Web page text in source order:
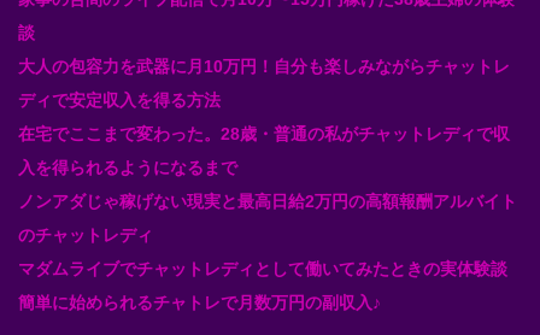
談
大人の包容力を武器に月10万円！自分も楽しみながらチャットレ
ディで安定収入を得る方法
在宅でここまで変わった。28歳・普通の私がチャットレディで収
入を得られるようになるまで
ノンアダじゃ稼げない現実と最高日給2万円の高額報酬アルバイト
のチャットレディ
マダムライブでチャットレディとして働いてみたときの実体験談
簡単に始められるチャトレで月数万円の副収入♪